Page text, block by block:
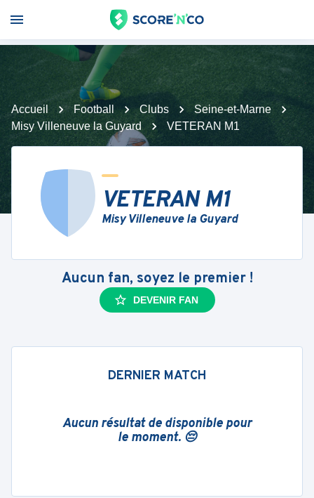
Accueil Football Clubs
Seine-et-Marne
Misy Villeneuve la Guyard
VETERAN M1
VETERAN M1
Misy Villeneuve la Guyard
Aucun fan, soyez le premier !
DEVENIR FAN
DERNIER MATCH
Aucun résultat de disponible pour
le moment. 😔